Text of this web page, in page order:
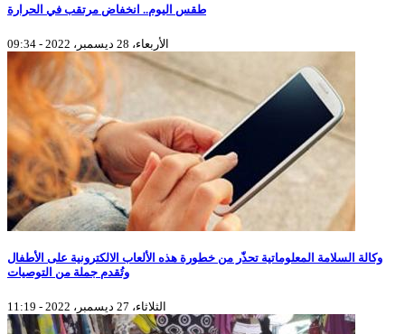
طقس اليوم.. انخفاض مرتقب في الحرارة
الأربعاء، 28 ديسمبر، 2022 - 09:34
وكالة السلامة المعلوماتية تحذّر من خطورة هذه الألعاب الالكترونية على الأطفال
وتُقدم جملة من التوصيات
الثلاثاء، 27 ديسمبر، 2022 - 11:19